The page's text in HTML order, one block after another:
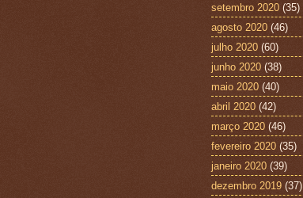
setembro 2020 (35)
agosto 2020 (46)
julho 2020 (60)
junho 2020 (38)
maio 2020 (40)
abril 2020 (42)
março 2020 (46)
fevereiro 2020 (35)
janeiro 2020 (39)
dezembro 2019 (37)